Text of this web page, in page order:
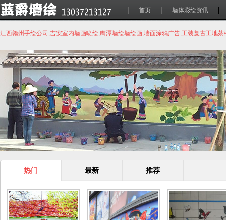
首页 墙体彩绘资讯
江西赣州手绘公司,吉安室内墙画喷绘,鹰潭墙绘墙绘画,墙面涂鸦广告,工装复古工地
热门 最新 推荐